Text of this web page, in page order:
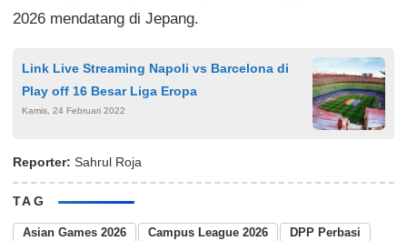
2026 mendatang di Jepang.
Link Live Streaming Napoli vs Barcelona di
Play off 16 Besar Liga Eropa
Kamis, 24 Februari 2022
Reporter: Sahrul Roja
TAG
Asian Games 2026 Campus League 2026
DPP Perbasi